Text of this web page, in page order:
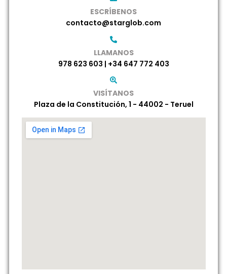
ESCRÍBENOS
contacto@starglob.com
LLAMANOS
978 623 603 | +34 647 772 403
VISÍTANOS
Plaza de la Constitución, 1 - 44002 - Teruel